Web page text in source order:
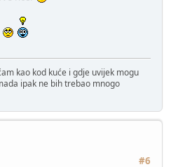
kao kod kuće i gdje uvijek mogu
ipak ne bih trebao mnogo
#6